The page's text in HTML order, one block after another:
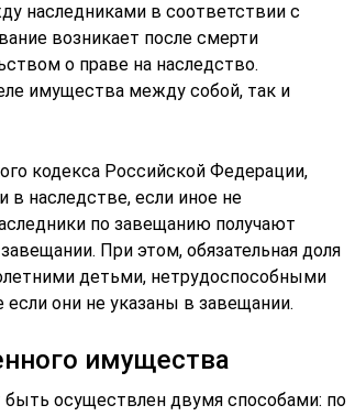
наследниками в соответствии с
возникает после смерти
о праве на наследство.
имущества между собой, так и
кодекса Российской Федерации,
в наследстве, если иное не
по завещанию получают
При этом, обязательная доля
детьми, нетрудоспособными
они не указаны в завещании.
имущества
осуществлен двумя способами: по